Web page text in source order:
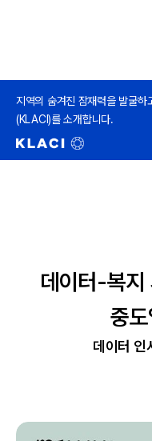
지역의 숨겨진 잠재력을 발굴하
(KLACI)를 소개합니다.
데이터-복지
중
데이터 인